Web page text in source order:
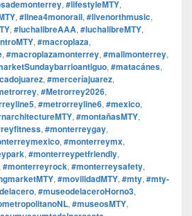
, #lifestyleMTY,
, #linea4monorail, #livenorthmusic,
, #luchalibreAAA, #luchalibreMTY,
, #macroplaza,
, #macroplazamonterrey, #mallmonterrey,
, #matacánes,
, #merceríajuarez,
, #Metrorrey2026,
, #metrorreyline6, #mexico,
, #montañasMTY,
, #monterreygay,
, #monterreymx,
, #monterreypetfriendly,
#monterreyrock, #monterreysafety,
, #movilidadMTY, #mty, #mty-
, #museodelaceroHorno3,
, #museosMTY,